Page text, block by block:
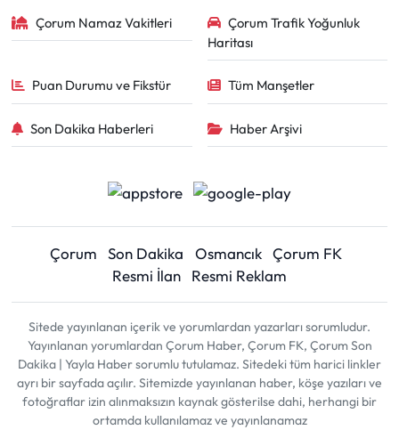
Çorum Namaz Vakitleri
Çorum Trafik Yoğunluk
Haritası
Puan Durumu ve Fikstür Tüm Manşetler
Son Dakika Haberleri Haber Arşivi
Çorum Son Dakika Osmancık Çorum FK
Resmi İlan
Resmi Reklam
Sitede yayınlanan içerik ve yorumlardan yazarları sorumludur.
Yayınlanan yorumlardan Çorum Haber, Çorum FK, Çorum Son
Dakika | Yayla Haber sorumlu tutulamaz. Sitedeki tüm harici linkler
ayrı bir sayfada açılır. Sitemizde yayınlanan haber, köşe yazıları ve
fotoğraflar izin alınmaksızın kaynak gösterilse dahi, herhangi bir
ortamda kullanılamaz ve yayınlanamaz